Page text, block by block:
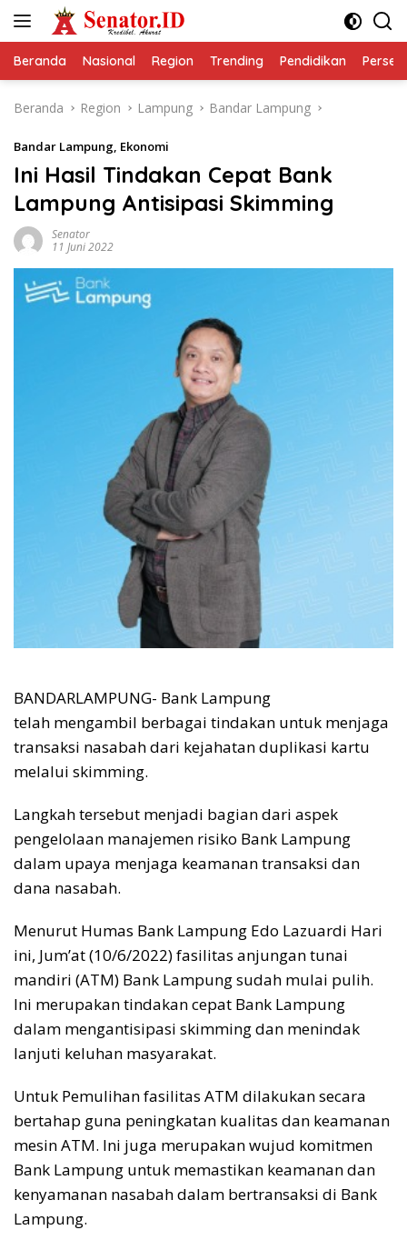
Beranda Nasional Region Trending Pendidikan
Beranda Region Lampung Bandar Lampung
Bandar Lampung, Ekonomi
Ini Hasil Tindakan Cepat Bank
Lampung Antisipasi Skimming
Senator
11 Juni 2022
BANDARLAMPUNG- Bank Lampung
telah mengambil berbagai tindakan untuk menjaga
transaksi nasabah dari kejahatan duplikasi kartu
melalui skimming.
Langkah tersebut menjadi bagian dari aspek
pengelolaan manajemen risiko Bank Lampung
dalam upaya menjaga keamanan transaksi dan
dana nasabah.
Menurut Humas Bank Lampung Edo Lazuardi Hari
ini, Jum’at (10/6/2022) fasilitas anjungan tunai
mandiri (ATM) Bank Lampung sudah mulai pulih.
Ini merupakan tindakan cepat Bank Lampung
dalam mengantisipasi skimming dan menindak
lanjuti keluhan masyarakat.
Untuk Pemulihan fasilitas ATM dilakukan secara
bertahap guna peningkatan kualitas dan keamanan
mesin ATM. Ini juga merupakan wujud komitmen
Bank Lampung untuk memastikan keamanan dan
kenyamanan nasabah dalam bertransaksi di Bank
Lampung.